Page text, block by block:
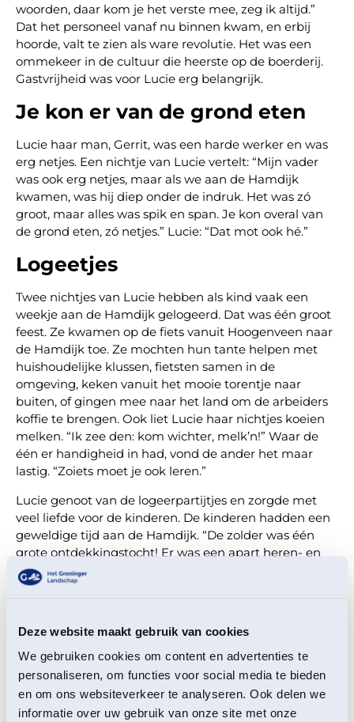
Deze website maakt gebruik van cookies
We gebruiken cookies om content en advertenties te
personaliseren, om functies voor social media te bieden
en om ons websiteverkeer te analyseren. Ook delen we
informatie over uw gebruik van onze site met onze
woorden, daar kom je het verste mee, zeg ik altijd.”
Dat het personeel vanaf nu binnen kwam, en erbij
hoorde, valt te zien als ware revolutie. Het was een
ommekeer in de cultuur die heerste op de boerderij.
Gastvrijheid was voor Lucie erg belangrijk.
Je kon er van de grond eten
Lucie haar man, Gerrit, was een harde werker en was
erg netjes. Een nichtje van Lucie vertelt: “Mijn vader
was ook erg netjes, maar als we aan de Hamdijk
kwamen, was hij diep onder de indruk. Het was zó
groot, maar alles was spik en span. Je kon overal van
de grond eten, zó netjes.” Lucie: “Dat mot ook hé.”
Logeetjes
Twee nichtjes van Lucie hebben als kind vaak een
weekje aan de Hamdijk gelogeerd. Dat was één groot
feest. Ze kwamen op de fiets vanuit Hoogenveen naar
de Hamdijk toe. Ze mochten hun tante helpen met
huishoudelijke klussen, fietsten samen in de
omgeving, keken vanuit het mooie torentje naar
buiten, of gingen mee naar het land om de arbeiders
koffie te brengen. Ook liet Lucie haar nichtjes koeien
melken. “Ik zee den: kom wichter, melk’n!” Waar de
één er handigheid in had, vond de ander het maar
lastig. “Zoiets moet je ook leren.”
Lucie genoot van de logeerpartijtjes en zorgde met
veel liefde voor de kinderen. De kinderen hadden een
geweldige tijd aan de Hamdijk. “De zolder was één
grote ontdekkingstocht! Er was een apart heren- en
damestoilet, de Franse kamer was erg
indrukwekkend, maar de pronkkamer met het
Blijkbaar kon Lucie goed inschatten wat kinderen leuk
vonden: “Tsja, ik ben zelf ook kind geweest!”. Één van
de nichtjes geeft aan: “Onze tante Lucie was een
beetje ondeugend, en dat vonden we juist zo leuk!”.